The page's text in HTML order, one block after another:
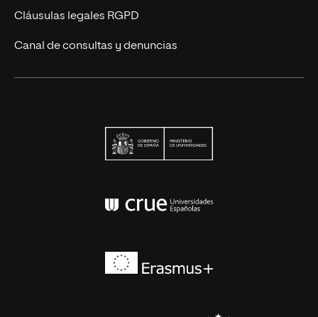
Cláusulas legales RGPD
Canal de consultas y denuncias
Conferencia de